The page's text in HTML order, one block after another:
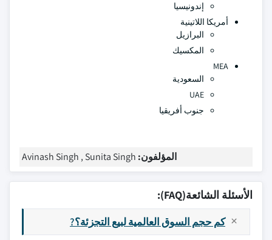
إندونيسيا
أمريكا اللاتينية
البرازيل
المكسيك
MEA
السعودية
UAE
جنوب أفريقيا
المؤلفون: Avinash Singh , Sunita Singh
الأسئلة الشائعة(FAQ):
كم حجم السوق العالمية لبيع التجزئة؟?